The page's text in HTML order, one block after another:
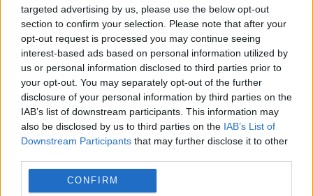
targeted advertising by us, please use the below opt-out
section to confirm your selection. Please note that after your
opt-out request is processed you may continue seeing
interest-based ads based on personal information utilized by
us or personal information disclosed to third parties prior to
your opt-out. You may separately opt-out of the further
disclosure of your personal information by third parties on the
IAB’s list of downstream participants. This information may
also be disclosed by us to third parties on the IAB’s List of
Downstream Participants that may further disclose it to other
CONFIRM
din comun. După...